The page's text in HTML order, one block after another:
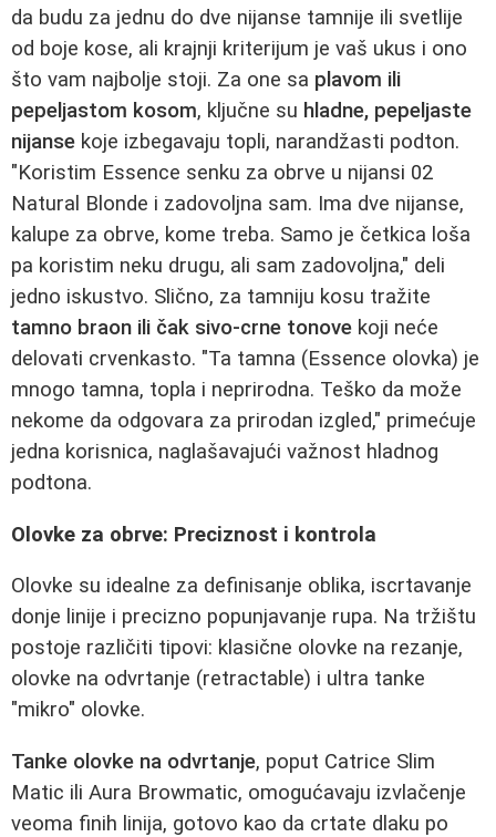
da budu za jednu do dve nijanse tamnije ili svetlije
od boje kose, ali krajnji kriterijum je vaš ukus i ono
što vam najbolje stoji. Za one sa plavom ili
pepeljastom kosom, ključne su hladne, pepeljaste
nijanse koje izbegavaju topli, narandžasti podton.
"Koristim Essence senku za obrve u nijansi 02
Natural Blonde i zadovoljna sam. Ima dve nijanse,
kalupe za obrve, kome treba. Samo je četkica loša
pa koristim neku drugu, ali sam zadovoljna," deli
jedno iskustvo. Slično, za tamniju kosu tražite
tamno braon ili čak sivo-crne tonove koji neće
delovati crvenkasto. "Ta tamna (Essence olovka) je
mnogo tamna, topla i neprirodna. Teško da može
nekome da odgovara za prirodan izgled," primećuje
jedna korisnica, naglašavajući važnost hladnog
podtona.
Olovke za obrve: Preciznost i kontrola
Olovke su idealne za definisanje oblika, iscrtavanje
donje linije i precizno popunjavanje rupa. Na tržištu
postoje različiti tipovi: klasične olovke na rezanje,
olovke na odvrtanje (retractable) i ultra tanke
"mikro" olovke.
Tanke olovke na odvrtanje, poput Catrice Slim
Matic ili Aura Browmatic, omogućavaju izvlačenje
veoma finih linija, gotovo kao da crtate dlaku po